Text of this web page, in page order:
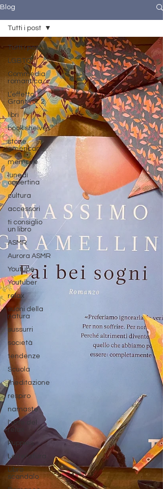
Blog
Tutti i post
LGBTQ
Commedia
romantica
L’effetto
Grant vol. 2
libri
book shelves
storie
americane
memoire
lunedì
copertina
cultura
accessori
ti consiglio
un libro
ASMR
Aurora ASMR
Youtube
Youtuber
relax
suoni della
natura
sussurri
società
tendenze
Scuola
meditazione
respiro
namaste
l'arte del
relax
Puppies
Letteratura
Libro
scandalo
Tutti i post